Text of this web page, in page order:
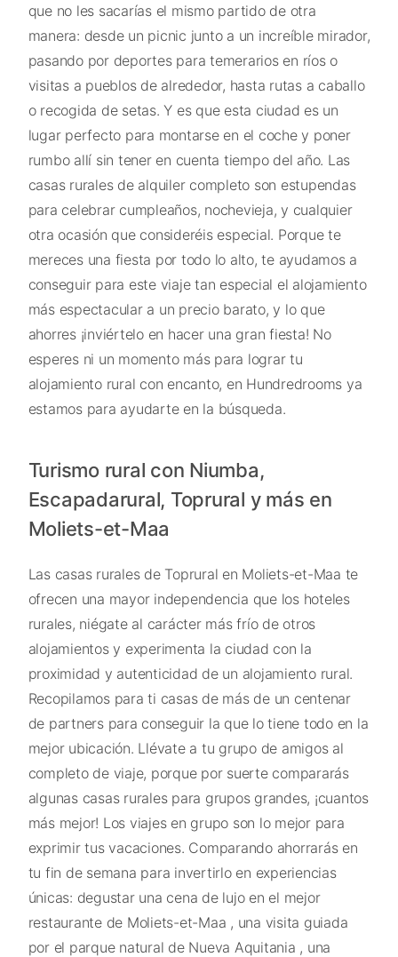
que no les sacarías el mismo partido de otra
manera: desde un picnic junto a un increíble mirador,
pasando por deportes para temerarios en ríos o
visitas a pueblos de alrededor, hasta rutas a caballo
o recogida de setas. Y es que esta ciudad es un
lugar perfecto para montarse en el coche y poner
rumbo allí sin tener en cuenta tiempo del año. Las
casas rurales de alquiler completo son estupendas
para celebrar cumpleaños, nochevieja, y cualquier
otra ocasión que consideréis especial. Porque te
mereces una fiesta por todo lo alto, te ayudamos a
conseguir para este viaje tan especial el alojamiento
más espectacular a un precio barato, y lo que
ahorres ¡inviértelo en hacer una gran fiesta! No
esperes ni un momento más para lograr tu
alojamiento rural con encanto, en Hundredrooms ya
estamos para ayudarte en la búsqueda.
Turismo rural con Niumba,
Escapadarural, Toprural y más en
Moliets-et-Maa
Las casas rurales de Toprural en Moliets-et-Maa te
ofrecen una mayor independencia que los hoteles
rurales, niégate al carácter más frío de otros
alojamientos y experimenta la ciudad con la
proximidad y autenticidad de un alojamiento rural.
Recopilamos para ti casas de más de un centenar
de partners para conseguir la que lo tiene todo en la
mejor ubicación. Llévate a tu grupo de amigos al
completo de viaje, porque por suerte compararás
algunas casas rurales para grupos grandes, ¡cuantos
más mejor! Los viajes en grupo son lo mejor para
exprimir tus vacaciones. Comparando ahorrarás en
tu fin de semana para invertirlo en experiencias
únicas: degustar una cena de lujo en el mejor
restaurante de Moliets-et-Maa , una visita guiada
por el parque natural de Nueva Aquitania , una